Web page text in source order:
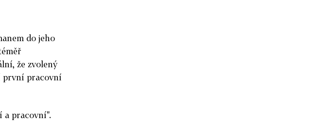
do jeho
že zvolený
první pracovní
a pracovní".